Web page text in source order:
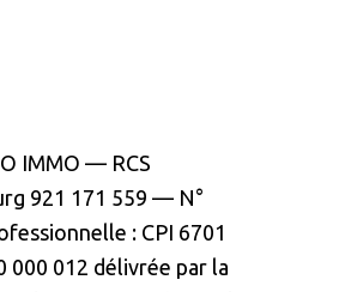
IMMO — RCS
921 171 559 — N°
: CPI 6701
000 012 délivrée par la